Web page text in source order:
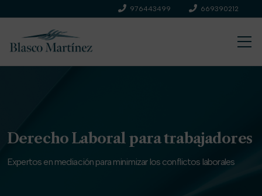
976443499 669390212
Derecho Laboral para trabajadores
Expertos en mediación para minimizar los conflictos laborales